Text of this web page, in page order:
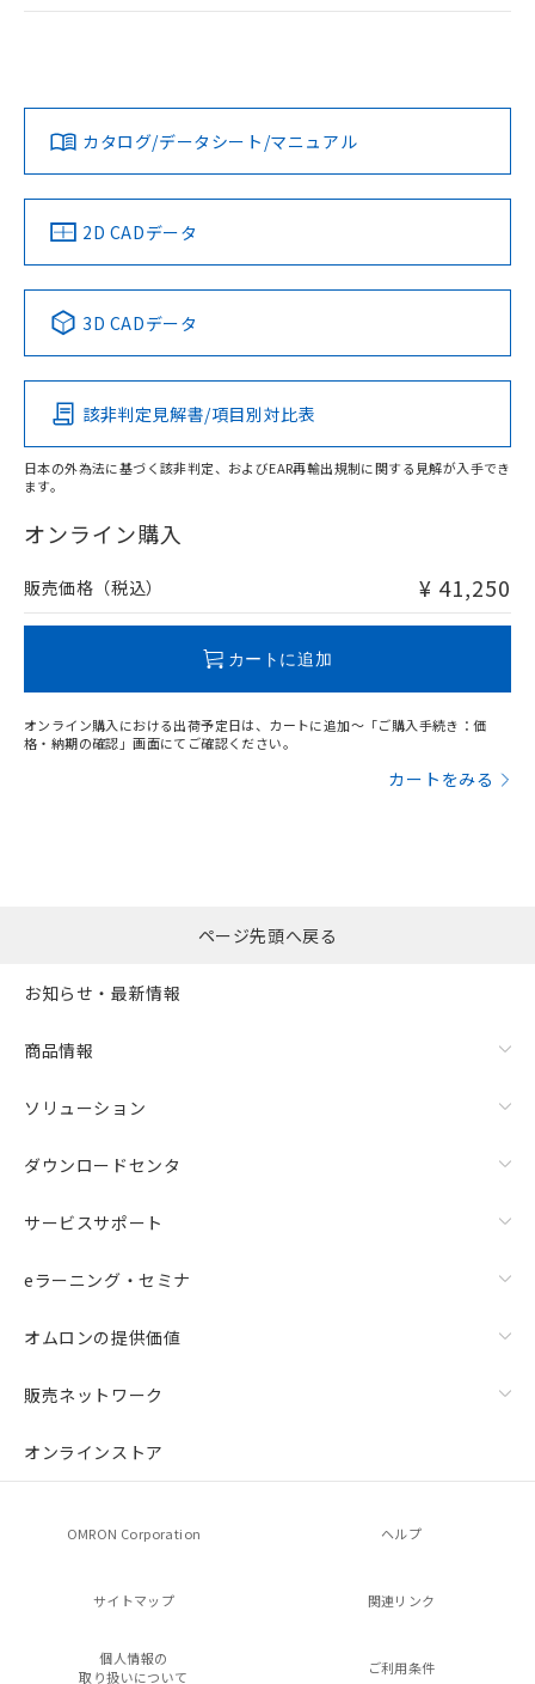
ログイン/会員登録
ダウンロードデータをご利用いただく前に、以下を必ずお読
みください。
ソフトウェアの使用条件
EU RoHS 注意事項・凡例
対応済み
中国 RoHS 注意事項・凡例
Pb Hg Cd Cr(VI)
O
在庫等で未対応品が混在する可能性があります。
問い合わせください。
LR型式承認
（イギリス
船舶規格）
DNV型式承認
（ノルウェー
BV型式承認
（フランス
KR型式
（韓国
No No No No
この製品の規格認証/適合状況ページへ
その他の認証はこちらのページからご検索ください
カタログ/データシート/マニュアル
2D CADデータ
3D CADデータ
該非判定見解書/項目別対比表
日本の外為法に基づく該非判定、およびEAR再輸出規制に関する見解が入手でき
ます。
オンライン購入
販売価格（税込） ¥ 41,250
カートに追加
オンライン購入における出荷予定日は、カートに追加～「ご購入手続き：価
格・納期の確認」画面にてご確認ください。
カートをみる
ページ先頭へ戻る
お知らせ・最新情報
商品情報
ソリューション
ダウンロードセンタ
サービスサポート
eラーニング・セミナ
オムロンの提供価値
販売ネットワーク
オンラインストア
OMRON Corporation ヘルプ
サイトマップ 関連リンク
個人情報の
取り扱いについて
ご利用条件